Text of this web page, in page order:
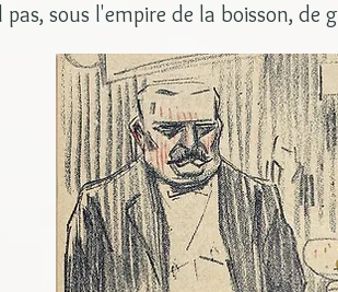
pas, sous l'empire de la boisson,